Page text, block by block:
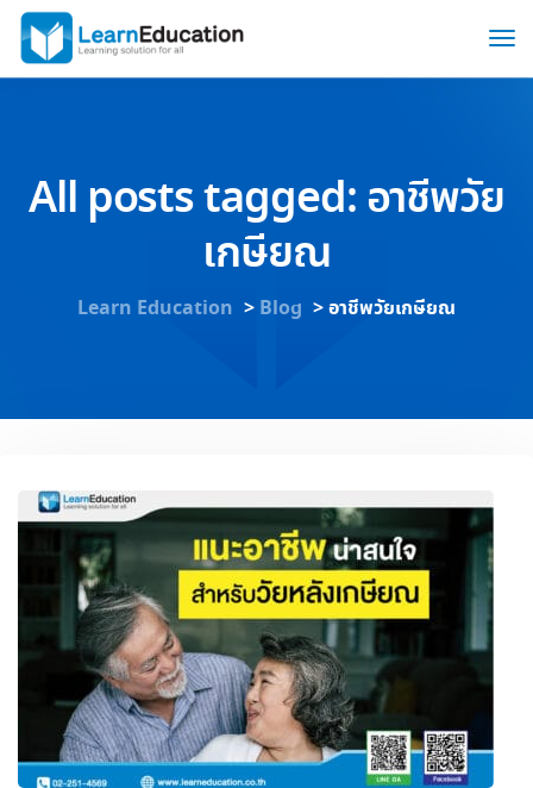
All posts tagged: อาชีพวัย
เกษียณ
Learn Education > Blog >อาชีพวัยเกษียณ